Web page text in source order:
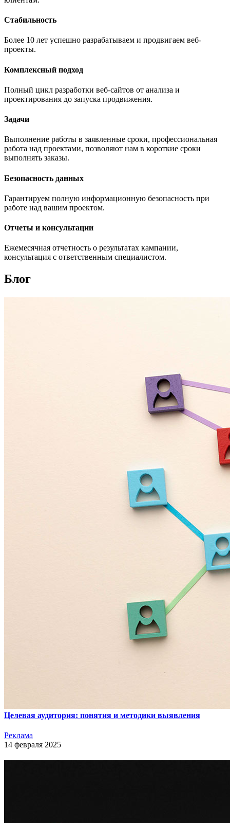
Стабильность
Более 10 лет успешно разрабатываем и продвигаем веб-
проекты.
Комплексный подход
Полный цикл разработки веб-сайтов от анализа и
проектирования до запуска продвижения.
Задачи
Выполнение работы в заявленные сроки, профессиональная
работа над проектами, позволяют нам в короткие сроки
выполнять заказы.
Безопасность данных
Гарантируем полную информационную безопасность при
работе над вашим проектом.
Отчеты и консультации
Ежемесячная отчетность о результатах кампании,
консультация с ответственным специалистом.
Блог
Целевая аудитория: понятия и методики выявления
Реклама
14 февраля 2025